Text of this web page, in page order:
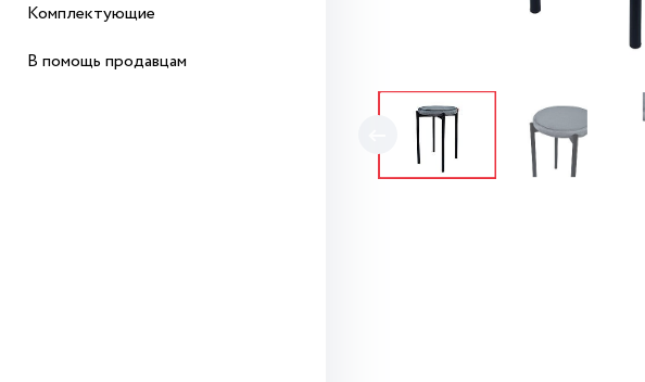
Комплектующие
В помощь продавцам